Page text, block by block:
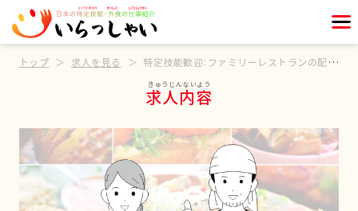
トップ 求人を見る 特定技能歓迎：ファミリーレストランの配膳スタッフ
求人内容